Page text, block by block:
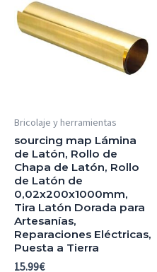
Bricolaje y herramientas
sourcing map Lámina
de Latón, Rollo de
Chapa de Latón, Rollo
de Latón de
0,02x200x1000mm,
Tira Latón Dorada para
Artesanías,
Reparaciones Eléctricas,
Puesta a Tierra
15.99€